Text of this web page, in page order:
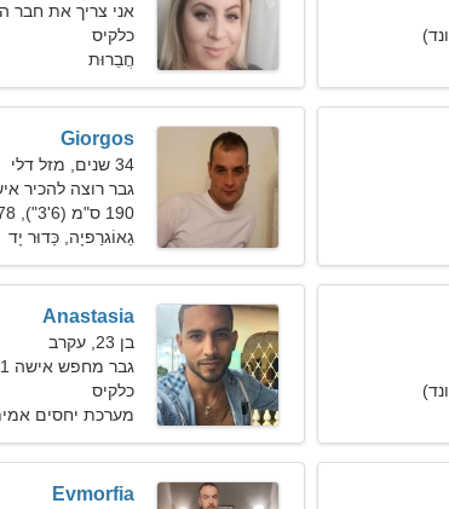
אני צריך את חבר
כלקיס
חֲבֵרוּת
Giorgos
34 שנים, מזל דלי
גבר רוצה להכיר אישה
190 ס"מ (6'3"), 78 ק"ג (171 פאונד)
גֵאוֹגרַפיָה, כַּדוּר יָד
Anastasia
בן 23, עקרב
גבר מחפש אישה 24-31
כלקיס
מערכת יחסים
Evmorfia